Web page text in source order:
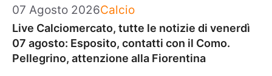
07 Agosto 2026Categorie
Calcio
Live Calciomercato, tutte le notizie di venerdì
07 agosto: Esposito, contatti con il Como.
Pellegrino, attenzione alla Fiorentina